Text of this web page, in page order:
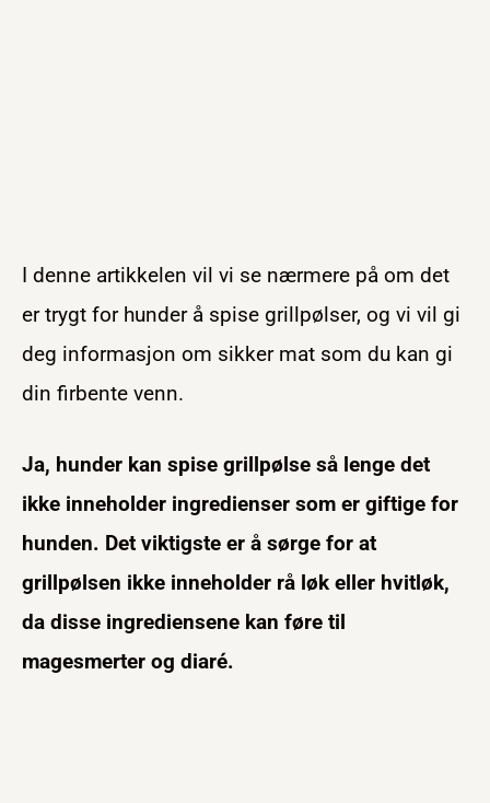
I denne artikkelen vil vi se nærmere på om det
er trygt for hunder å spise grillpølser, og vi vil gi
deg informasjon om sikker mat som du kan gi
din firbente venn.
Ja, hunder kan spise grillpølse så lenge det
ikke inneholder ingredienser som er giftige for
hunden. Det viktigste er å sørge for at
grillpølsen ikke inneholder rå løk eller hvitløk,
da disse ingrediensene kan føre til
magesmerter og diaré.